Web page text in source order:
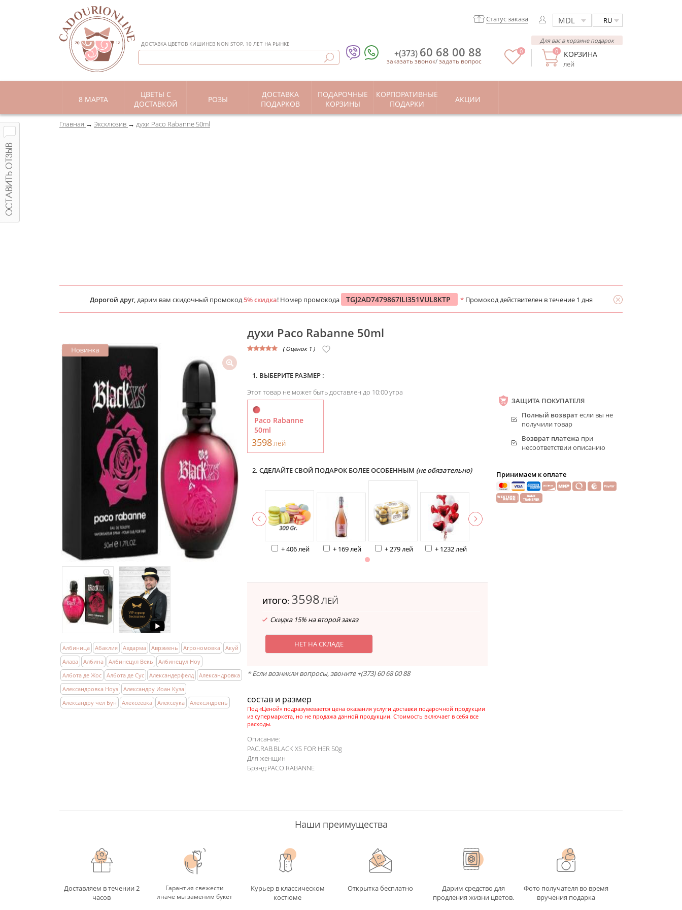
ДОСТАВКА ЦВЕТОВ КИШИНЕВ NON STOP. 10 ЛЕТ НА РЫНКЕ
RU
Статус заказа
КОРЗИНА
лей
0
Для вас в корзине подарок
0
+(373) 60 68 00 88
заказать звонок/задать вопрос
8 МАРТА
ЦВЕТЫ С
ДОСТАВКОЙ
РОЗЫ
ДОСТАВКА
ПОДАРКОВ
ПОДАРОЧНЫЕ
КОРЗИНЫ
КОРПОРАТИВНЫЕ
ПОДАРКИ
АКЦИИ
Главная Эксклюзив духи Paco Rabanne 50ml
Дорогой друг,дарим вам скидочный промокод5% скидка! Номер промокода TGJ2AD7479867ILI351VUL8KTP * Промокод действителен в течение 1 дня
Албиница Абаклия Авдарма Аврэмень Агрономовка
Акуй
Алава
Албина Албинецул Векь
Албинецул Ноу
Албота де Жос
Албота де Сус Александерфелд
Александровка
Александровка Ноуэ
Александру Иоан Куза
Александру чел Бун
Алексеевка Алексеука Алексэндрень
духи Paco Rabanne 50ml
( Оценок 1 )
1. ВЫБЕРИТЕ РАЗМЕР :
Этот товар не может быть доставлен до 10:00 утра
Paco Rabanne
50ml
3598 лей
2. СДЕЛАЙТЕ СВОЙ ПОДАРОК БОЛЕЕ ОСОБЕННЫМ (не обязательно)
+ 406 лей + 169 лей + 279 лей + 1232 лей
ИТОГО: 3598ЛЕЙ
Скидка 15% на второй заказ
НЕТ НА СКЛАДЕ
* Если возникли вопросы, звоните +(373) 60 68 00 88
состав и размер
Под «Ценой» подразумевается цена оказания услуги доставки подарочной продукции
из супермаркета, но не продажа данной продукции. Стоимость включает в себя все
расходы.
Описание:
PAC.RAB.BLACK XS FOR HER 50g
Для женщин
Брэнд:PACO RABANNE
ЗАЩИТА ПОКУПАТЕЛЯ
Полный возвратесли вы не
получили товар
Возврат платежа при
несоответствии описанию
Принимаем к оплате
Наши преимущества
Доставляем в течении 2
часов
Гарантия свежести
иначе мы заменим букет
Курьер в классическом
костюме
Открытка бесплатно
Дарим средство для
продления жизни цветов.
Фото получателя во время
вручения подарка